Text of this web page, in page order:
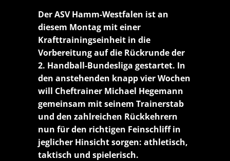
Der ASV Hamm-Westfalen ist an
diesem Montag mit einer
Krafttrainingseinheit in die
Vorbereitung auf die Rückrunde der
2. Handball-Bundesliga gestartet. In
den anstehenden knapp vier Wochen
will Cheftrainer Michael Hegemann
gemeinsam mit seinem Trainerstab
und den zahlreichen Rückkehrern
nun für den richtigen Feinschliff in
jeglicher Hinsicht sorgen: athletisch,
taktisch und spielerisch.